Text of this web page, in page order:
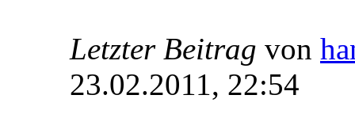
Letzter Beitrag von
23.02.2011, 22:54